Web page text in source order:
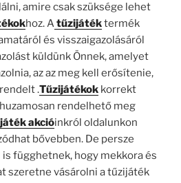
amire csak szüksége lehet
hoz. Atűzijátéktermék
és visszaigazolásáról
küldünk Önnek, amelyet
az az meg kell erősítenie,
.Tűzijátékok korrekt
rendelhető meg
akcióinkról oldalunkon
bővebben. De persze
függhetnek, hogy mekkora és
szeretne vásárolni a tűzijáték